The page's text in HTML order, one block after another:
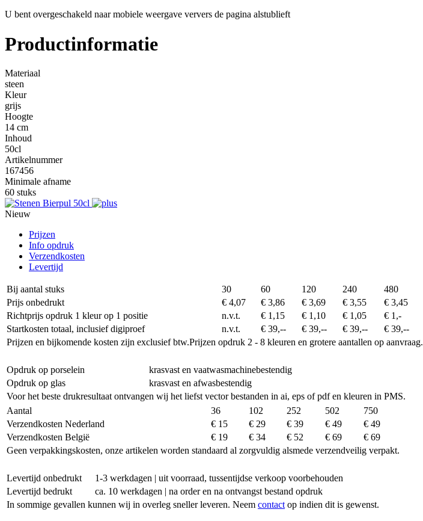
U bent overgeschakeld naar mobiele weergave ververs de pagina alstublieft
Productinformatie
Materiaal
steen
Kleur
grijs
Hoogte
14 cm
Inhoud
50cl
Artikelnummer
167456
Minimale afname
60 stuks
Nieuw
Prijzen
Info opdruk
Verzendkosten
Levertijd
Bij aantal stuks 30 60 120 240
480
Prijs onbedrukt
€ 4,07 € 3,86 € 3,69 € 3,55
€ 3,45
Richtprijs opdruk 1 kleur op 1 positie
n.v.t. € 1,15 € 1,10 € 1,05
€ 1,-
Startkosten totaal, inclusief digiproef
n.v.t. € 39,-- € 39,-- € 39,--
€ 39,--
Prijzen en bijkomende kosten zijn exclusief btw.Prijzen opdruk 2 - 8 kleuren en grotere aantallen op aanvraag.
Opdruk op porselein
krasvast en vaatwasmachinebestendig
Opdruk op glas
krasvast en afwasbestendig
Voor het beste drukresultaat ontvangen wij het liefst vector bestanden in ai, eps of pdf en kleuren in PMS.
Aantal
36 102 252 502
750
Verzendkosten Nederland
€ 15 € 29 € 39 € 49
€ 49
Verzendkosten België
€ 19 € 34 € 52 € 69
€ 69
Geen verpakkingskosten, onze artikelen worden standaard al zorgvuldig alsmede verzendveilig verpakt.
Levertijd onbedrukt
1-3 werkdagen | uit voorraad, tussentijdse verkoop voorbehouden
Levertijd bedrukt
ca. 10 werkdagen | na order en na ontvangst bestand opdruk
In sommige gevallen kunnen wij in overleg sneller leveren. Neem contact op indien dit is gewenst.